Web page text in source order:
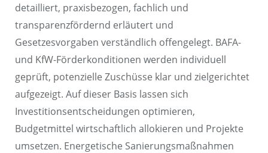
detailliert, praxisbezogen, fachlich und
transparenzfördernd erläutert und
Gesetzesvorgaben verständlich offengelegt. BAFA-
und KfW-Förderkonditionen werden individuell
geprüft, potenzielle Zuschüsse klar und zielgerichtet
aufgezeigt. Auf dieser Basis lassen sich
Investitionsentscheidungen optimieren,
Budgetmittel wirtschaftlich allokieren und Projekte
umsetzen. Energetische Sanierungsmaßnahmen